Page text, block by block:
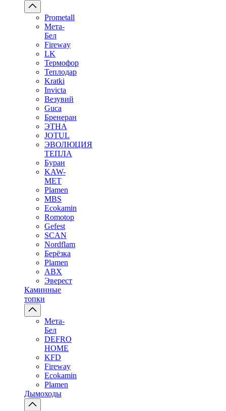
Prometall
Мета-
Бел
Fireway
LK
Термофор
Теплодар
Kratki
Invicta
Везувий
Guca
Бренеран
ЭТНА
JOTUL
ЭВОЛЮЦИЯ
ТЕПЛА
Буран
KAW-
MET
Plamen
MBS
Ecokamin
Romotop
Gefest
SCAN
Nordflam
Берёзка
Plamen
ABX
Эверест
Каминные
топки
Мета-
Бел
DEFRO
HOME
KFD
Fireway
Ecokamin
Plamen
Дымоходы